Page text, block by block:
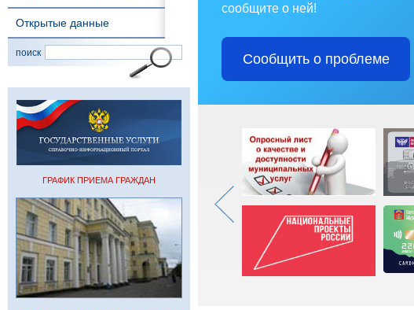
Открытые данные
поиск
ГРАФИК ПРИЕМА ГРАЖДАН
сообщите о ней!
Сообщить о проблеме